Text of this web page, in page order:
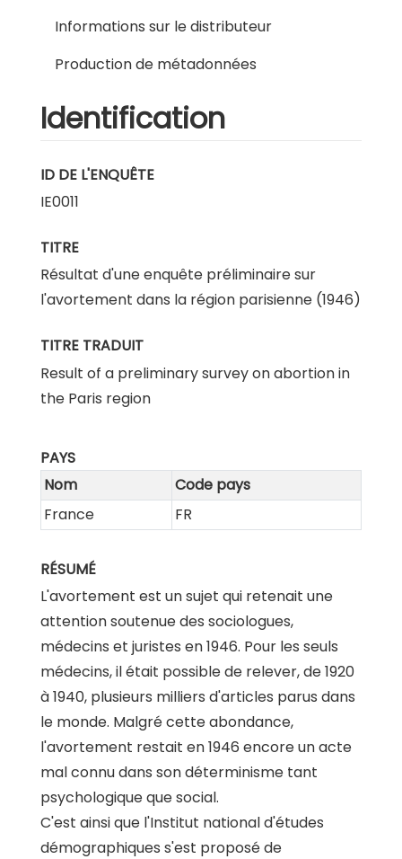
Informations sur le distributeur
Production de métadonnées
Identification
ID DE L'ENQUÊTE
IE0011
TITRE
Résultat d'une enquête préliminaire sur
l'avortement dans la région parisienne (1946)
TITRE TRADUIT
Result of a preliminary survey on abortion in
the Paris region
PAYS
Nom
Code pays
France
FR
RÉSUMÉ
L'avortement est un sujet qui retenait une
attention soutenue des sociologues,
médecins et juristes en 1946. Pour les seuls
médecins, il était possible de relever, de 1920
à 1940, plusieurs milliers d'articles parus dans
le monde. Malgré cette abondance,
l'avortement restait en 1946 encore un acte
mal connu dans son déterminisme tant
psychologique que social.
C'est ainsi que l'Institut national d'études
démographiques s'est proposé de